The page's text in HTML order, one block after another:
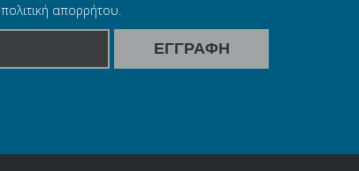
πολιτική απορρήτου.